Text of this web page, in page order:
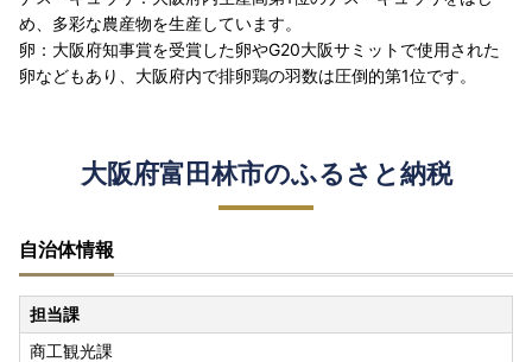
め、多彩な農産物を生産しています。
卵：大阪府知事賞を受賞した卵やG20大阪サミットで使用された
卵などもあり、大阪府内で排卵鶏の羽数は圧倒的第1位です。
大阪府富田林市のふるさと納税
自治体情報
担当課
商工観光課